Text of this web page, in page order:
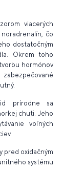
viacerých
čo
dostatočným
Okrem toho
hormónov
prírodne sa
chuti. Jeho
voľných
pred oxidačným
systému